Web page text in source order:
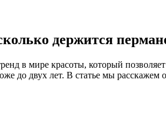
держится
в мире красоты, который
до двух лет. В статье мы